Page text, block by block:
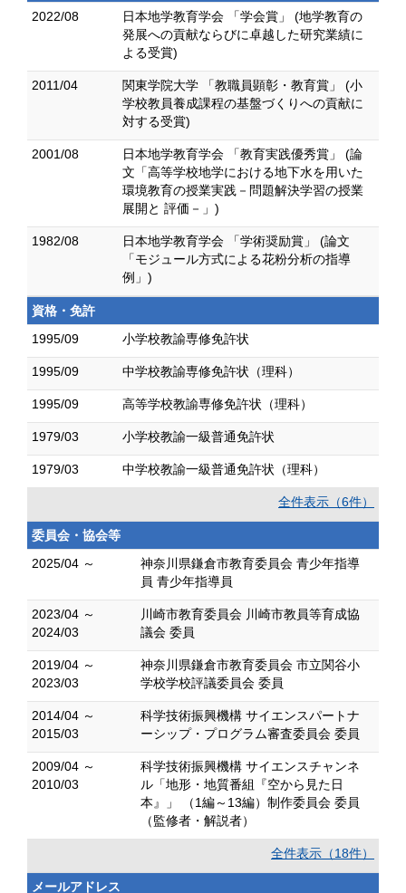
2022/08
日本地学教育学会 「学会賞」 (地学教育の
発展への貢献ならびに卓越した研究業績に
よる受賞)
2011/04
関東学院大学 「教職員顕彰・教育賞」 (小
学校教員養成課程の基盤づくりへの貢献に
対する受賞)
2001/08
日本地学教育学会 「教育実践優秀賞」 (論
文「高等学校地学における地下水を用いた
環境教育の授業実践－問題解決学習の授業
展開と 評価－」)
1982/08
日本地学教育学会 「学術奨励賞」 (論文
「モジュール方式による花粉分析の指導
例」)
資格・免許
1995/09
小学校教諭専修免許状
1995/09 中学校教諭専修免許状（理科）
1995/09 高等学校教諭専修免許状（理科）
1979/03 小学校教諭一級普通免許状
1979/03 中学校教諭一級普通免許状（理科）
全件表示（6件）
委員会・協会等
2025/04 ～
神奈川県鎌倉市教育委員会 青少年指導
員 青少年指導員
2023/04 ～
2024/03
川崎市教育委員会 川崎市教員等育成協
議会 委員
2019/04 ～
2023/03
神奈川県鎌倉市教育委員会 市立関谷小
学校学校評議委員会 委員
2014/04 ～
2015/03
科学技術振興機構 サイエンスパートナ
ーシップ・プログラム審査委員会 委員
2009/04 ～
2010/03
科学技術振興機構 サイエンスチャンネ
ル「地形・地質番組『空から見た日
本』」 （1編～13編）制作委員会 委員
（監修者・解説者）
全件表示（18件）
メールアドレス